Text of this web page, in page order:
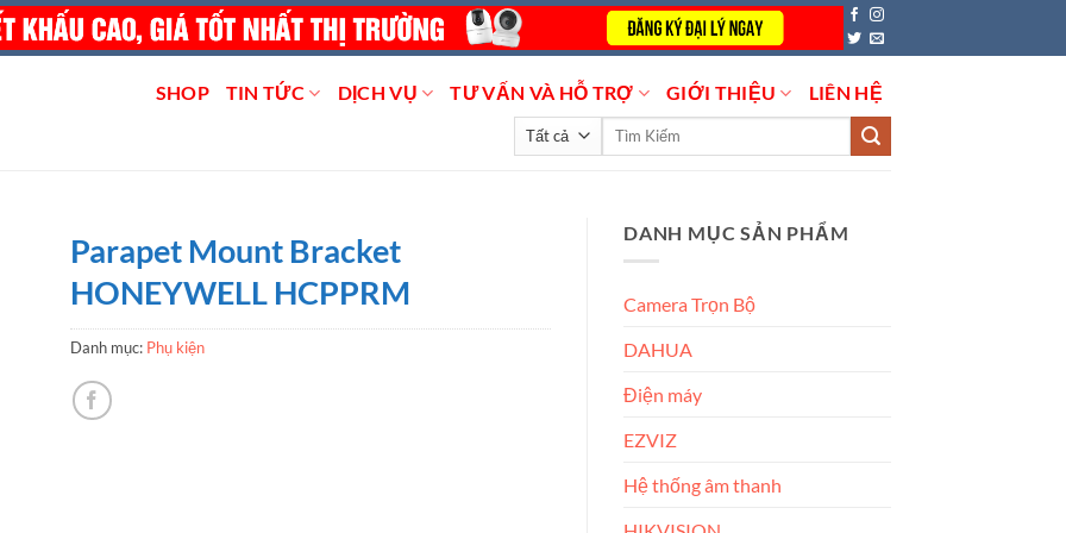
SHOP TIN TỨC DỊCH VỤ TƯ VẤN VÀ HỖ TRỢ GIỚI THIỆU LIÊN HỆ
Tìm
Parapet Mount Bracket
HONEYWELL HCPPRM
Danh mục: Phụ kiện
DANH MỤC SẢN PHẨM
Camera Trọn Bộ
DAHUA
Điện máy
EZVIZ
Hệ thống âm thanh